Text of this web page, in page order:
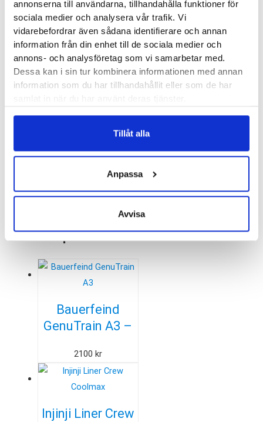
annonserna till användarna, tillhandahålla funktioner för
sociala medier och analysera vår trafik. Vi
vidarebefordrar även sådana identifierare och annan
information från din enhet till de sociala medier och
annons- och analysföretag som vi samarbetar med.
Dessa kan i sin tur kombinera informationen med annan
information som du har tillhandahållit eller som de har
Tillåt alla
Anpassa
Avvisa
Skada på sidoledbanden
Artros i knäleden
Artriter
Bauerfeind GenuTrain S Pro är anatomiskt stickad och ger dig
de egenskaperna kan du utan problem använda skyddet
Recensioner
Besökta produkter
Bauerfeind
GenuTrain A3 –
artros
2100 kr
Injinji Liner Crew